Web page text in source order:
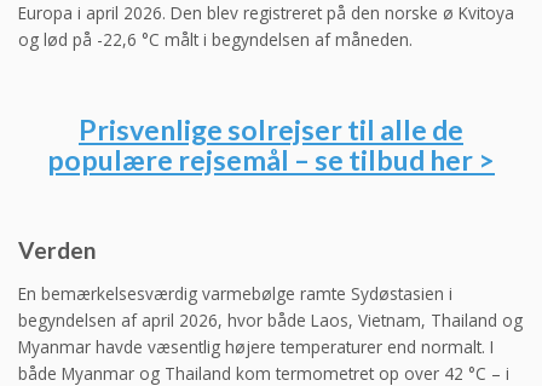
Europa i april 2026. Den blev registreret på den norske ø Kvitoya
og lød på -22,6 °C målt i begyndelsen af måneden.
Prisvenlige solrejser til alle de
populære rejsemål – se tilbud her >
Verden
En bemærkelsesværdig varmebølge ramte Sydøstasien i
begyndelsen af april 2026, hvor både Laos, Vietnam, Thailand og
Myanmar havde væsentlig højere temperaturer end normalt. I
både Myanmar og Thailand kom termometret op over 42 °C – i